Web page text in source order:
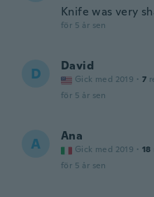
Knife was very
för 5 år sen
D David
Gick med 2019 · 7
för 5 år sen
A Ana
Gick med 2019 · 18
för 5 år sen